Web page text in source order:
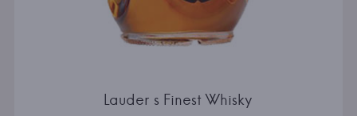
Lauder s Finest Whisky